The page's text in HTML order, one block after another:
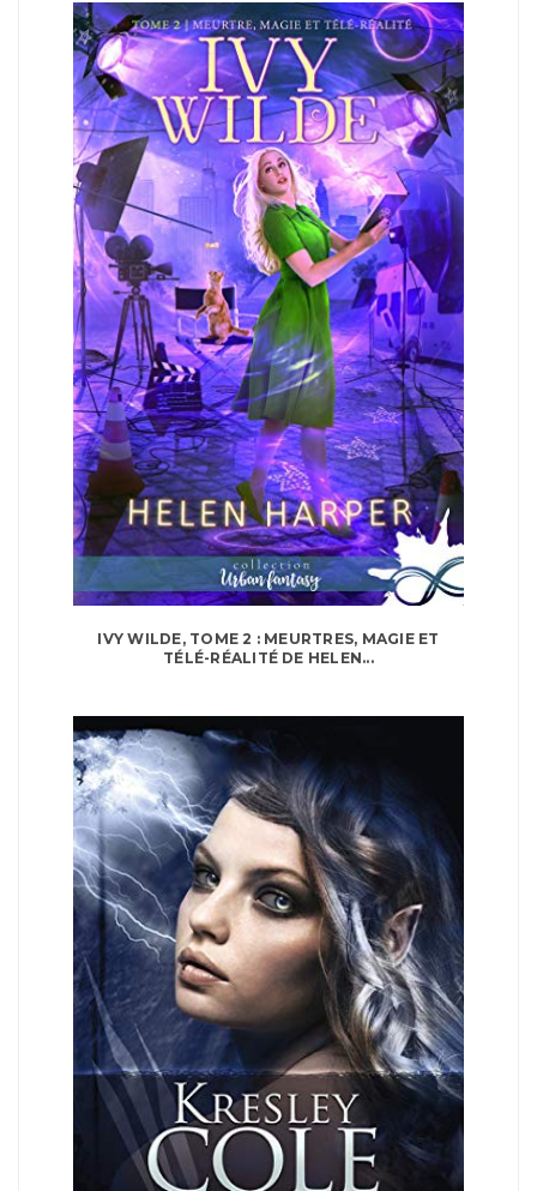
IVY WILDE, TOME 2 : MEURTRES, MAGIE ET
TÉLÉ-RÉALITÉ DE HELEN...